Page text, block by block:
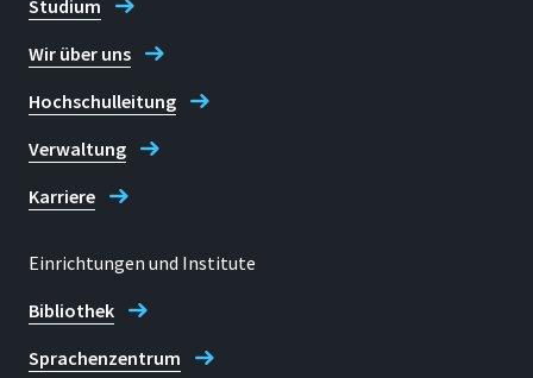
Studium
Wir über uns
Hochschulleitung
Verwaltung
Karriere
Einrichtungen und Institute
Bibliothek
Sprachenzentrum